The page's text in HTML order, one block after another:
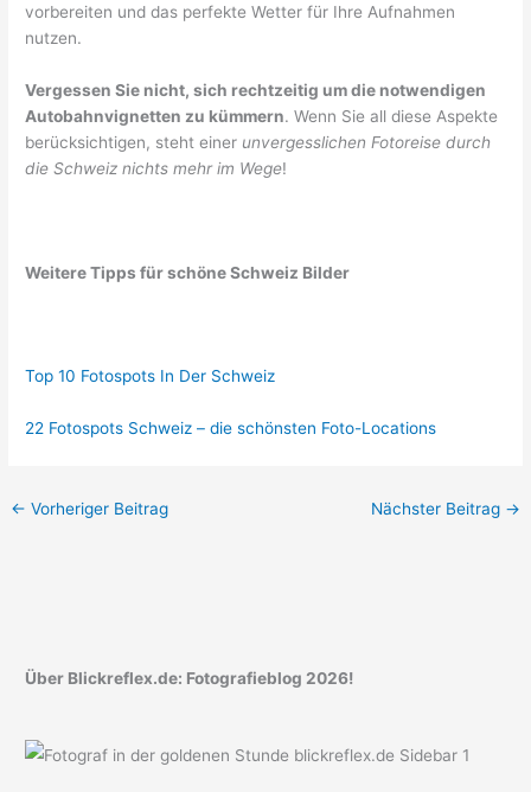
vorbereiten und das perfekte Wetter für Ihre Aufnahmen
nutzen.
Vergessen Sie nicht, sich rechtzeitig um die notwendigen
Autobahnvignetten zu kümmern. Wenn Sie all diese Aspekte
berücksichtigen, steht einer unvergesslichen Fotoreise durch
die Schweiz nichts mehr im Wege!
Weitere Tipps für schöne Schweiz Bilder
Top 10 Fotospots In Der Schweiz
22 Fotospots Schweiz – die schönsten Foto-Locations
← Vorheriger Beitrag Nächster Beitrag →
Über Blickreflex.de: Fotografieblog 2026!